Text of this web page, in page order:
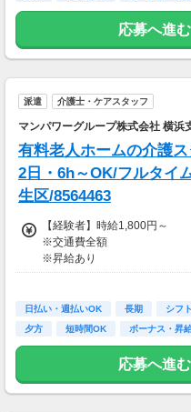
※資格手当あり（時給50円～
よって異なる）
※週払いOK（規定あり）
→金曜日締め最短翌週火曜日に
（稼働開始時は手続き完了次
交通費：別途全額支給
※車・バイク通勤に関して施
合あり（応相談）
応募へ進む
派遣 介護士・ケアスタッフ
マンパワーグループ株式会社 横浜
有料老人ホームの介護
2日・6h～OK/フルタイ
生区/8564463
【経験者】時給1,800円～
※交通費全額
※昇給あり
◎日勤／経験者の場合
・日収(1,800*8)円（時給1,800
日払い・週払いOK 長期 シフ
夕方
短時間OK ボーナス・昇
応募へ進む